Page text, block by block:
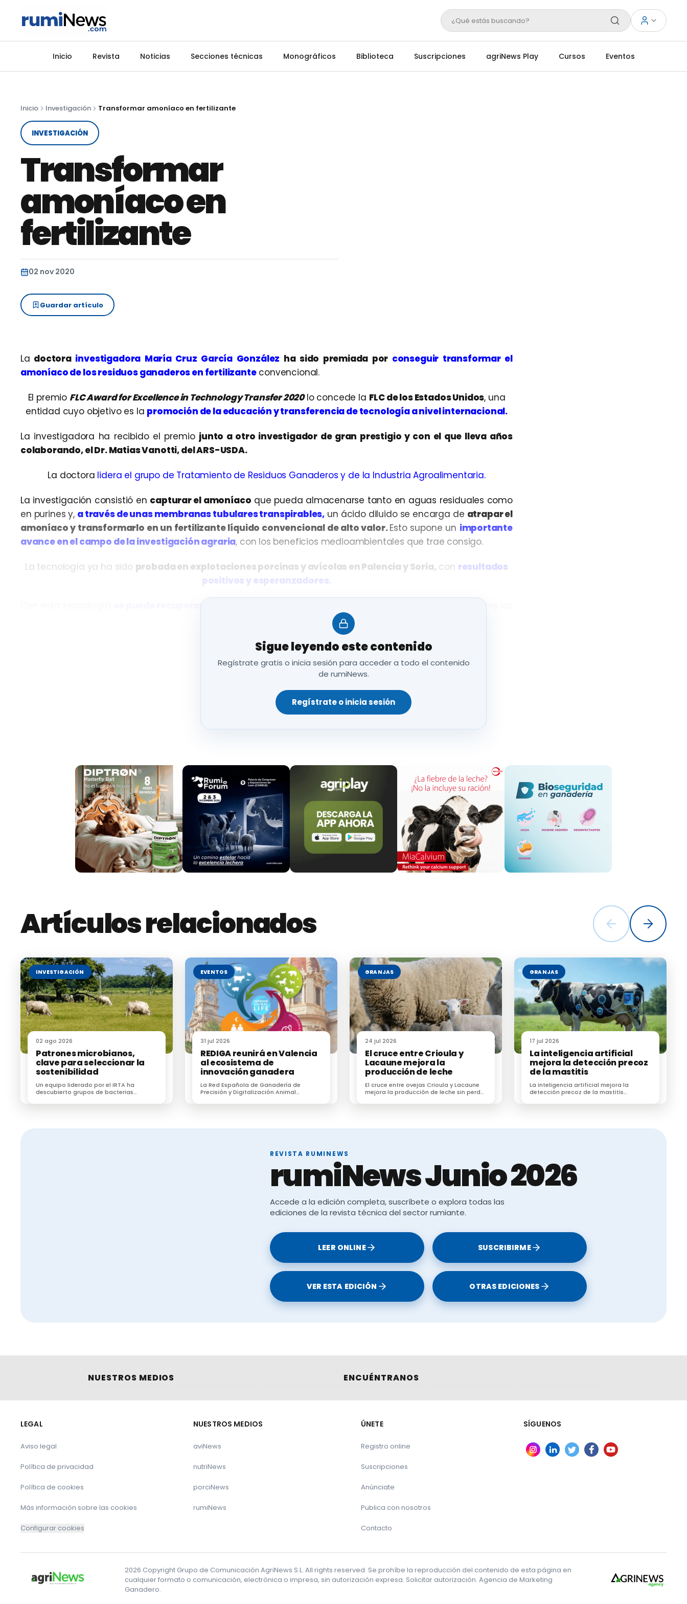
¿Qué estás buscando?
Inicio Revista Noticias Secciones técnicas Monográficos Biblioteca Suscripciones agriNews Play Cursos Eventos
Inicio Investigación Transformar amoníaco en fertilizante
INVESTIGACIÓN
Transformar
amoníaco en
fertilizante
02 nov 2020
Guardar artículo
La doctora investigadora María Cruz García González ha sido premiada por conseguir transformar el
amoníaco de los residuos ganaderos en fertilizanteconvencional.
El premio FLC Award for Excellence in Technology Transfer 2020lo concede la FLC de los Estados Unidos, una
entidad cuyo objetivo es la promoción de la educación y transferencia de tecnología a nivel internacional.
La investigadora ha recibido el premio junto a otro investigador de gran prestigio y con el que lleva años
colaborando, el Dr. Matias Vanotti, del ARS-USDA.
La doctora lidera el grupo de Tratamiento de Residuos Ganaderos y de la Industria Agroalimentaria.
La investigación consistió en capturar el amoníaco que pueda almacenarse tanto en aguas residuales como
en purines y, a través de unas membranas tubulares transpirables, un ácido diluido se encarga de atrapar el
amoníaco y transformarlo en un fertilizante líquido convencional de alto valor.Esto supone un importante
avance en el campo de la investigación agraria, con los beneficios medioambientales que trae consigo.
La tecnología ya ha sido probada en explotaciones porcinas y avícolas en Palencia y Soria, con resultados
positivos y esperanzadores.
se puede recuperar el 98% del amoníaco de los desechos ganaderos,
lo que resuelve los
Feunte: ovisepaña.com
Sigue leyendo este contenido
Regístrate gratis o inicia sesión para acceder a todo el contenido
de rumiNews.
Regístrate o inicia sesión
Artículos relacionados
INVESTIGACIÓN
02 ago 2026
Patrones microbianos,
clave para seleccionar la
sostenibilidad
Un equipo liderado por el IRTA ha
descubierto grupos de bacterias
relacionados con las emisiones de
EVENTOS
31 jul 2026
REDIGA reunirá en Valencia
al ecosistema de
innovación ganadera
La Red Española de Ganadería de
Precisión y Digitalización Animal
ecosistema de innovación ganadera
GRANJAS
24 jul 2026
El cruce entre Crioula y
Lacaune mejora la
producción de leche
El cruce entre ovejas Crioula y Lacaune
mejora la producción de leche sin perder
GRANJAS
17 jul 2026
La inteligencia artificial
mejora la detección precoz
de la mastitis
La inteligencia artificial mejora la
detección precoz de la mastitis
estudio
REVISTA RUMINEWS
rumiNews Junio 2026
Accede a la edición completa, suscríbete o explora todas las
ediciones de la revista técnica del sector rumiante.
LEER ONLINE SUSCRIBIRME
VER ESTA EDICIÓN OTRAS EDICIONES
NUESTROS MEDIOS ENCUÉNTRANOS
LEGAL
Aviso legal
Política de privacidad
Política de cookies
Más información sobre las cookies
Configurar cookies
NUESTROS MEDIOS
aviNews
nutriNews
porciNews
rumiNews
ÚNETE
Registro online
Suscripciones
Anúnciate
Publica con nosotros
Contacto
SÍGUENOS
2026 Copyright Grupo de Comunicación AgriNews S.L. All rights reserved. Se prohíbe la reproducción del contenido de esta página en
cualquier formato o comunicación, electrónica o impresa, sin autorización expresa. Solicitar autorización. Agencia de Marketing
Ganadero.